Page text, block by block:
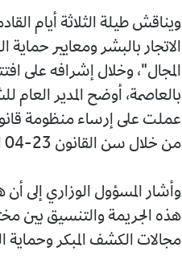
ويناقش طيلة الثلاثة أيام
الاتجار بالبشر ومعايير
المجال"، وخلال إشرافه على
بالعاصمة، أوضح المدير العام
عملت على إرساء منظومة
من خلال سن القانون 23-04 المؤرخ في 07 ماي 2023".
وأشار المسؤول الوزاري إلى
هذه الجريمة والتنسيق بين
مجالات الكشف المبكر وحماية